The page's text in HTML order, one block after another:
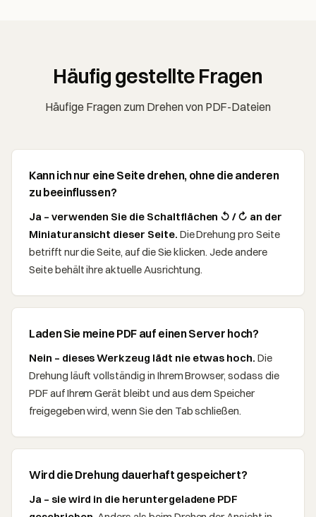
Häufig gestellte Fragen
Häufige Fragen zum Drehen von PDF-Dateien
Kann ich nur eine Seite drehen, ohne die anderen
zu beeinflussen?
Ja – verwenden Sie die Schaltflächen ↺ / ↻ an der
Miniaturansicht dieser Seite. Die Drehung pro Seite
betrifft nur die Seite, auf die Sie klicken. Jede andere
Seite behält ihre aktuelle Ausrichtung.
Laden Sie meine PDF auf einen Server hoch?
Nein – dieses Werkzeug lädt nie etwas hoch. Die
Drehung läuft vollständig in Ihrem Browser, sodass die
PDF auf Ihrem Gerät bleibt und aus dem Speicher
freigegeben wird, wenn Sie den Tab schließen.
Wird die Drehung dauerhaft gespeichert?
Ja – sie wird in die heruntergeladene PDF